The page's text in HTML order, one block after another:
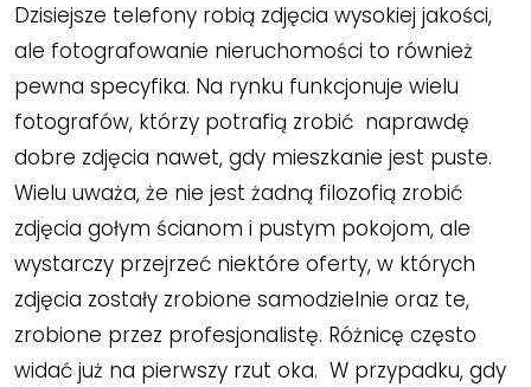
Dzisiejsze telefony robią zdjęcia wysokiej jakości,
ale fotografowanie nieruchomości to również
pewna specyfika. Na rynku funkcjonuje wielu
fotografów, którzy potrafią zrobić naprawdę
dobre zdjęcia nawet, gdy mieszkanie jest puste.
Wielu uważa, że nie jest żadną filozofią zrobić
zdjęcia gołym ścianom i pustym pokojom, ale
wystarczy przejrzeć niektóre oferty, w których
zdjęcia zostały zrobione samodzielnie oraz te,
zrobione przez profesjonalistę. Różnicę często
widać już na pierwszy rzut oka. W przypadku, gdy